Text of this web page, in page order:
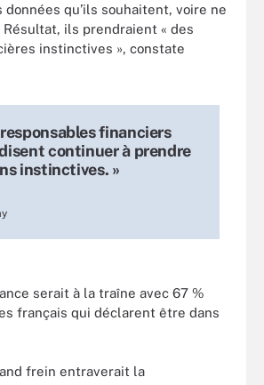
qu’ils souhaitent, voire ne
Résultat, ils prendraient « des
instinctives », constate
financiers
continuer à prendre
instinctives. »
serait à la traîne avec 67 %
français qui déclarent être dans
frein entraverait la